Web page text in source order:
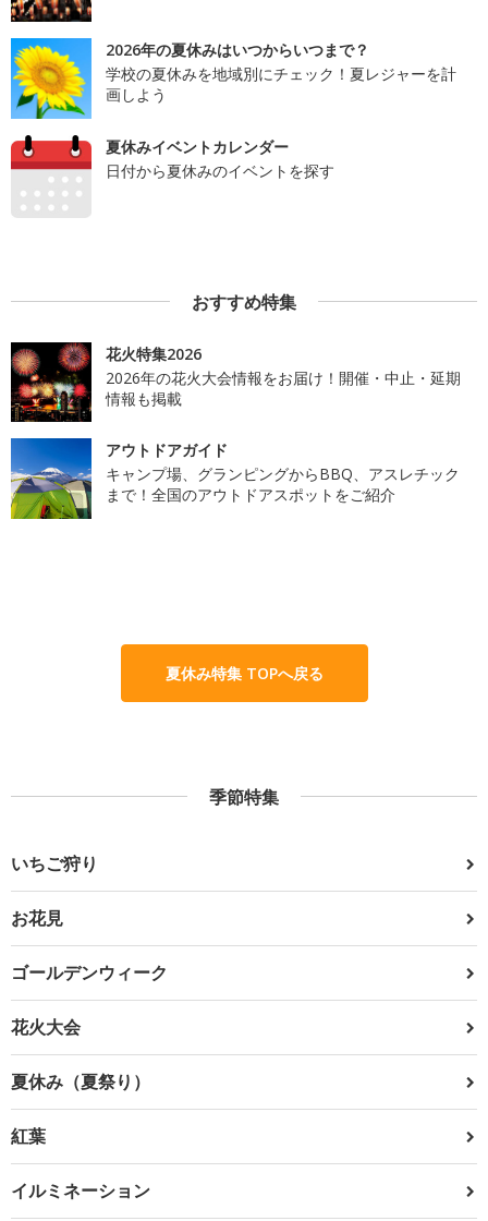
2026年の夏休みはいつからいつまで？
学校の夏休みを地域別にチェック！夏レジャーを計
画しよう
夏休みイベントカレンダー
日付から夏休みのイベントを探す
おすすめ特集
花火特集2026
2026年の花火大会情報をお届け！開催・中止・延期
情報も掲載
アウトドアガイド
キャンプ場、グランピングからBBQ、アスレチック
まで！全国のアウトドアスポットをご紹介
夏休み特集 TOPへ戻る
季節特集
いちご狩り
お花見
ゴールデンウィーク
花火大会
夏休み（夏祭り）
紅葉
イルミネーション